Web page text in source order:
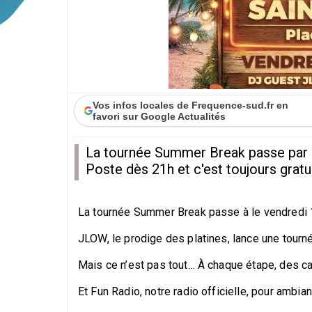
Vos infos locales de Frequence-sud.fr en
favori sur Google Actualités
La tournée Summer Break passe
Poste dès 21h et c'est toujours
La tournée Summer Break passe à le
JLOW, le prodige des platines, lance une
Mais ce n’est pas tout… À chaque étape, des
Et Fun Radio, notre radio officielle, pour